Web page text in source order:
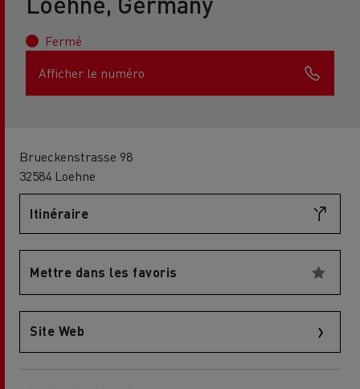
Fermé
Afficher le numéro
Brueckenstrasse 98
32584 Loehne
Itinéraire
Mettre dans les favoris
Site Web